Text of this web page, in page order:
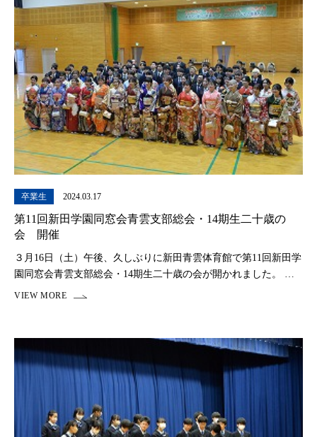
卒業生 2024.03.17
第11回新田学園同窓会青雲支部総会・14期生二十歳の
会 開催
３月16日（土）午後、久しぶりに新田青雲体育館で第11回新田学
園同窓会青雲支部総会・14期生二十歳の会が開かれました。 コ
ロナ渦は開催することができず、ようやく開くことができまし